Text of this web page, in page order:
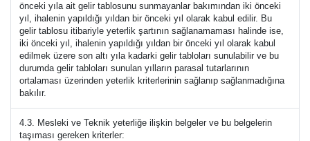
önceki yıla ait gelir tablosunu sunmayanlar bakımından iki önceki
yıl, ihalenin yapıldığı yıldan bir önceki yıl olarak kabul edilir. Bu
gelir tablosu itibariyle yeterlik şartının sağlanamaması halinde ise,
iki önceki yıl, ihalenin yapıldığı yıldan bir önceki yıl olarak kabul
edilmek üzere son altı yıla kadarki gelir tabloları sunulabilir ve bu
durumda gelir tabloları sunulan yılların parasal tutarlarının
ortalaması üzerinden yeterlik kriterlerinin sağlanıp sağlanmadığına
bakılır.
4.3. Mesleki ve Teknik yeterliğe ilişkin belgeler ve bu belgelerin
taşıması gereken kriterler: